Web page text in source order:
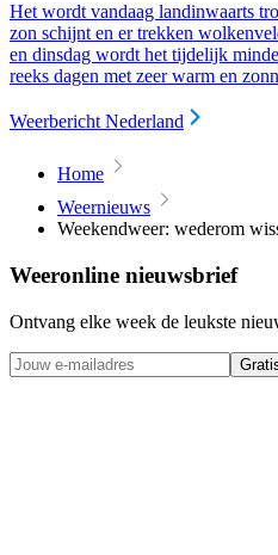
Het wordt vandaag landinwaarts
zon schijnt en er trekken
en dinsdag wordt het tijdelijk
reeks dagen met zeer warm en
Weerbericht Nederland
Home
Weernieuws
Weekendweer: wederom
Weeronline nieuwsbrief
Ontvang elke week de leukste